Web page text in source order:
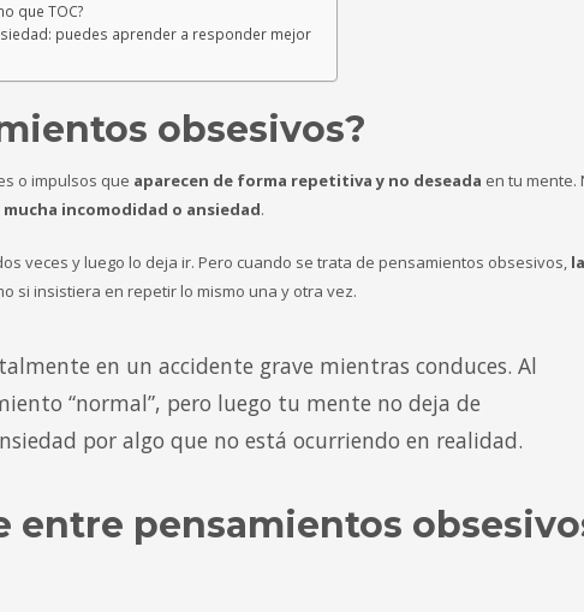
que TOC?
puedes aprender a responder mejor
obsesivos?
o impulsos que aparecen de forma repetitiva y no deseada en tu mente.
mucha incomodidad o ansiedad.
veces y luego lo deja ir. Pero cuando se trata de pensamientos obsesivos,
si insistiera en repetir lo mismo una y otra vez.
en un accidente grave mientras conduces. Al
“normal”, pero luego tu mente no deja de
por algo que no está ocurriendo en realidad.
entre pensamientos